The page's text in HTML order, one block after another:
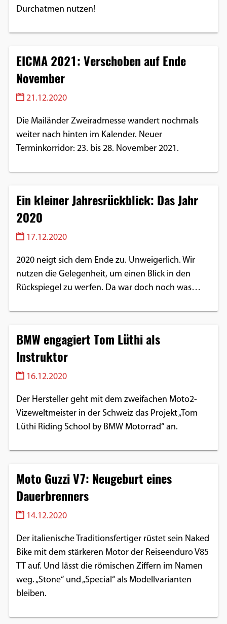
Durchatmen nutzen!
EICMA 2021: Verschoben auf Ende
November
21.12.2020
Die Mailänder Zweiradmesse wandert nochmals
weiter nach hinten im Kalender. Neuer
Terminkorridor: 23. bis 28. November 2021.
Ein kleiner Jahresrückblick: Das Jahr
2020
17.12.2020
2020 neigt sich dem Ende zu. Unweigerlich. Wir
nutzen die Gelegenheit, um einen Blick in den
Rückspiegel zu werfen. Da war doch noch was…
BMW engagiert Tom Lüthi als
Instruktor
16.12.2020
Der Hersteller geht mit dem zweifachen Moto2-
Vizeweltmeister in der Schweiz das Projekt „Tom
Lüthi Riding School by BMW Motorrad“ an.
Moto Guzzi V7: Neugeburt eines
Dauerbrenners
14.12.2020
Der italienische Traditionsfertiger rüstet sein Naked
Bike mit dem stärkeren Motor der Reiseenduro V85
TT auf. Und lässt die römischen Ziffern im Namen
weg. „Stone“ und „Special“ als Modellvarianten
bleiben.
grundlegende Funktionen und sind für die
erforderlich.
Einverständnis-Cookie
Name:
cookie_consent
Zweck:
Einverständnis-Optionen des Benutzers
1 Jahr
EXTERNE MEDIEN
Um Inhalte von Videoplattformen und
können, werden von diesen externen
Medien Cookies gesetzt.
Vimeo
Google Maps
Anbieter: